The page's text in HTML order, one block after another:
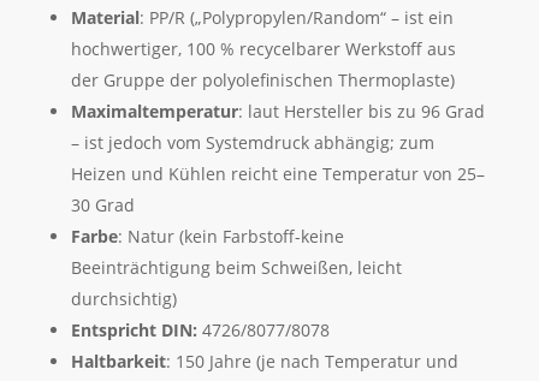
Material: PP/R („Polypropylen/Random“ – ist ein
hochwertiger, 100 % recycelbarer Werkstoff aus
der Gruppe der polyolefinischen Thermoplaste)
Maximaltemperatur: laut Hersteller bis zu 96 Grad
– ist jedoch vom Systemdruck abhängig; zum
Heizen und Kühlen reicht eine Temperatur von 25–
30 Grad
Farbe: Natur (kein Farbstoff-keine
Beeinträchtigung beim Schweißen, leicht
durchsichtig)
Entspricht DIN: 4726/8077/8078
Haltbarkeit: 150 Jahre (je nach Temperatur und